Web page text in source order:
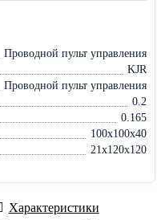
Проводной пульт управления
KJR
Проводной пульт управления
0.2
0.165
100x100x40
21x120x120
Характеристики